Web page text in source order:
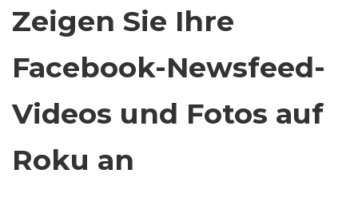
Zeigen Sie Ihre
Facebook-Newsfeed-
Videos und Fotos auf
Roku an